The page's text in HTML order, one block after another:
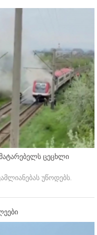
ცეცხლი
უწოდებს.